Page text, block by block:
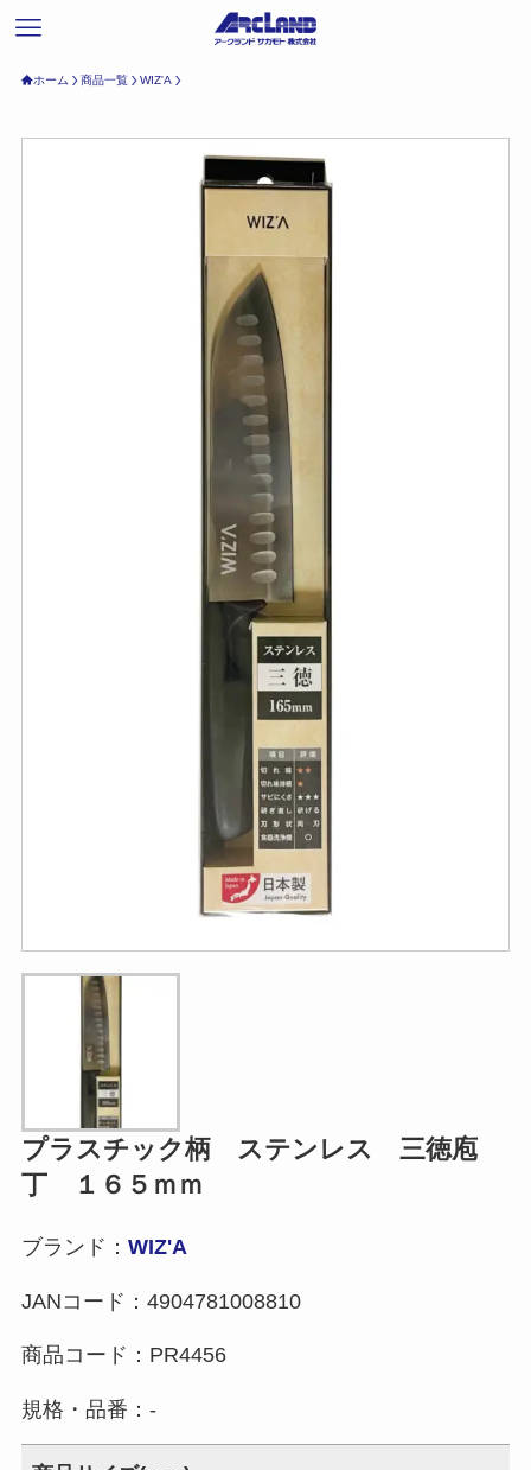
ホーム 商品一覧 WIZ'A
プラスチック柄 ステンレス 三徳庖
丁 １６５ｍｍ
ブランド： WIZ'A
JANコード： 4904781008810
商品コード： PR4456
規格・品番： -